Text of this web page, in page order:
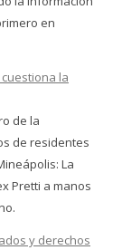
en
la
de la
de residentes
La
Pretti a manos
y derechos